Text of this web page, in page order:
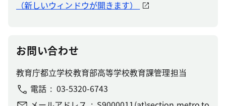
（新しいウィンドウが開きます）
お問い合わせ
教育庁都立学校教育部高等学校教育課管理担当
電話
03-5320-6743